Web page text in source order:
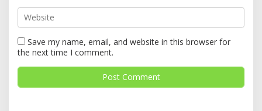
Save my name, email, and website in this browser for
the next time I comment.